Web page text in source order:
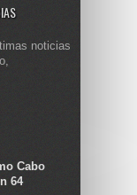
noticias
Cabo
64